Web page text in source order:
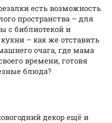
есть возможность
пространства – для
с библиотекой и
– как же отставить
очага, где мама
времени, готовя
блюда?
декор ещё и